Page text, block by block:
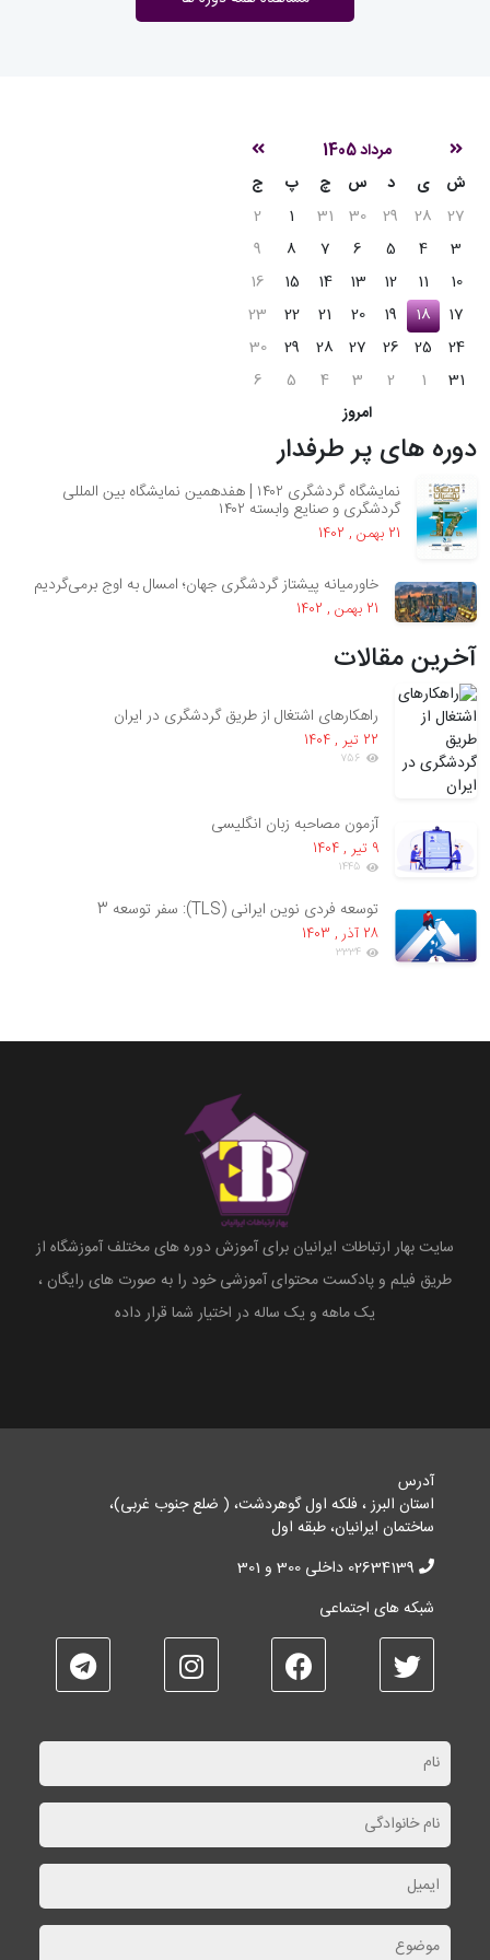
مرداد 1405
ش
ی د س چ پ
ج
27
28
29
30
31
1
2
3
4
5
6
7
8
9
10
11
12
13
14
15
16
17
18
19
20
21
22
23
24
25
26
27
28
29
30
31
1
2
3
4
5
6
امروز
دوره های پر طرفدار
نمایشگاه گردشگری ۱۴۰۲ | هفدهمین نمایشگاه بین المللی
گردشگری و صنایع وابسته ۱۴۰۲
21 بهمن , 1402
خاورمیانه پیشتاز گردشگری جهان؛ امسال به اوج برمی‌گردیم
21 بهمن , 1402
آخرین مقالات
راهکارهای اشتغال از طریق گردشگری در ایران
22 تير , 1404
756
آزمون مصاحبه زبان انگلیسی
9 تير , 1404
1445
توسعه فردی نوین ایرانی (TLS): سفر توسعه 3
28 آذر , 1403
3334
سایت بهار ارتباطات ایرانیان برای آموزش دوره های مختلف آموزشگاه از
طریق فیلم و پادکست محتوای آموزشی خود را به صورت های رایگان ،
یک ماهه و یک ساله در اختیار شما قرار داده
آدرس
استان البرز ، فلکه اول گوهردشت، ( ضلع جنوب غربی)،
ساختمان ایرانیان، طبقه اول
02634139 داخلی 300 و 301
شبکه های اجتماعی